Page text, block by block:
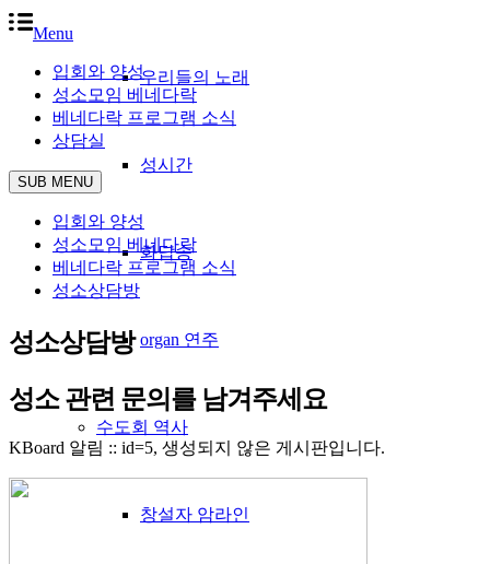
우리들의 노래
성시간
화답송
organ 연주
수도회 역사
창설자 암라인
Menu
입회와 양성
성소모임 베네다락
베네다락 프로그램 소식
상담실
SUB MENU
입회와 양성
성소모임 베네다락
베네다락 프로그램 소식
성소상담방
성소상담방
성소 관련 문의를 남겨주세요
KBoard 알림 :: id=5, 생성되지 않은 게시판입니다.